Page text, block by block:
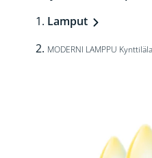
Lamput
MODERNI LAMPPU